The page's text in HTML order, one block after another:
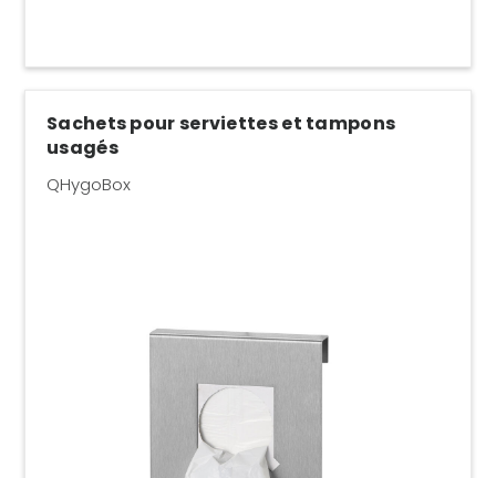
Sachets pour serviettes et tampons
usagés
QHygoBox